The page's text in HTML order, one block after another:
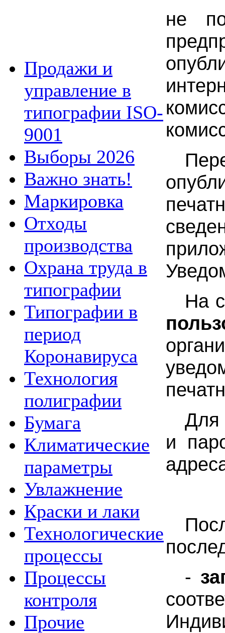
Продажи и
управление в
типографии ISO-
9001
Выборы 2026
Важно знать!
Маркировка
Отходы
производства
Охрана труда в
типографии
Типографии в
период
Коронавируса
Технология
полиграфии
Бумага
Климатические
параметры
Увлажнение
Краски и лаки
Технологические
процессы
Процессы
контроля
Прочие
не
На
Для
и
-